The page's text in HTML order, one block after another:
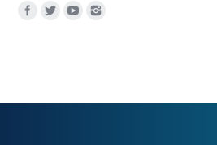
Encuéntranos en: